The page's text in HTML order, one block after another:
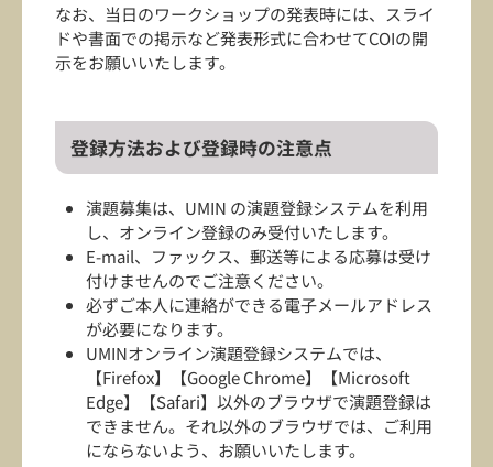
なお、当日のワークショップの発表時には、スライ
ドや書面での掲示など発表形式に合わせてCOIの開
示をお願いいたします。
登録方法および登録時の注意点
演題募集は、UMIN の演題登録システムを利用
し、オンライン登録のみ受付いたします。
E-mail、ファックス、郵送等による応募は受け
付けませんのでご注意ください。
必ずご本人に連絡ができる電子メールアドレス
が必要になります。
UMINオンライン演題登録システムでは、
【Firefox】【Google Chrome】【Microsoft
Edge】【Safari】以外のブラウザで演題登録は
できません。それ以外のブラウザでは、ご利用
にならないよう、お願いいたします。